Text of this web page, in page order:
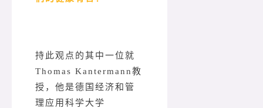
持此观点的其中一位就
Thomas Kantermann教
授，他是德国经济和管
理应用科学大学